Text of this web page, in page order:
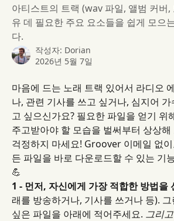
아티스트의 트랙 (wav 파일, 앨범 커버,
유 데 필요한 주요 요소들을 쉽게 모으
다.
작성자: Dorian
2026년 5월 7일
마음에 드는 노래 트랙 있어서 라디오
나, 관련 기사를 쓰고 싶거나, 심지어
고 싶으신가요? 필요한 파일을 얻기 위
주고받아야 할 모습을 벌써부터 상상해
걱정하지 마세요! Groover 이메일 없
든 파일을 바로 다운로드할 수 있는 기
💪
1 - 먼저, 자신에게 가장 적합한 방법을
래를 방송하거나, 기사를 쓰거나 등).
싶은 파일을 아래에 적어주세요. 그리